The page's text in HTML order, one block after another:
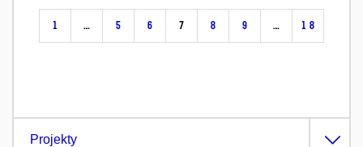
1 … 5 6 7 8 9 … 18
Projekty